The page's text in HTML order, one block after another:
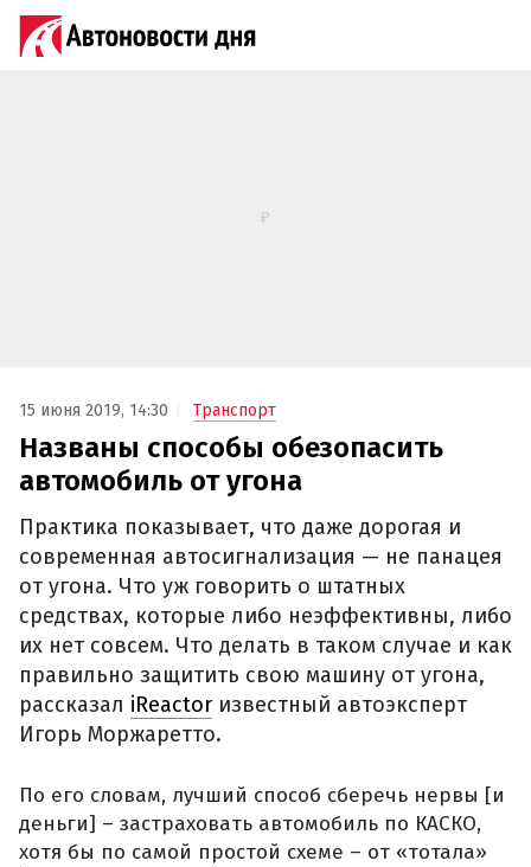
15 июня 2019, 14:30 Транспорт
Названы способы обезопасить
автомобиль от угона
Практика показывает, что даже дорогая и
современная автосигнализация — не панацея
от угона. Что уж говорить о штатных
средствах, которые либо неэффективны, либо
их нет совсем. Что делать в таком случае и как
правильно защитить свою машину от угона,
рассказал iReactor известный автоэксперт
Игорь Моржаретто.
По его словам, лучший способ сберечь нервы [и
деньги] – застраховать автомобиль по КАСКО,
хотя бы по самой простой схеме – от «тотала»